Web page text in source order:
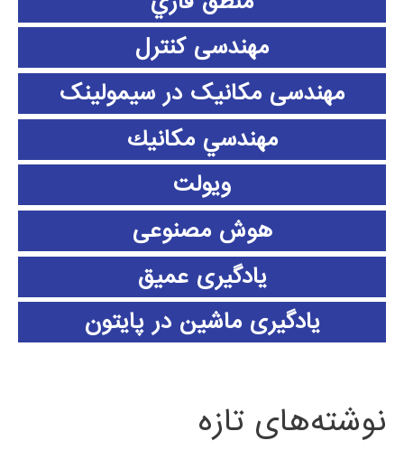
مهندسی کنترل
مهندسی مکانیک در سیمولینک
مهندسي مكانيك
ویولت
هوش مصنوعی
یادگیری عمیق
یادگیری ماشین در پایتون
نوشته‌های تازه